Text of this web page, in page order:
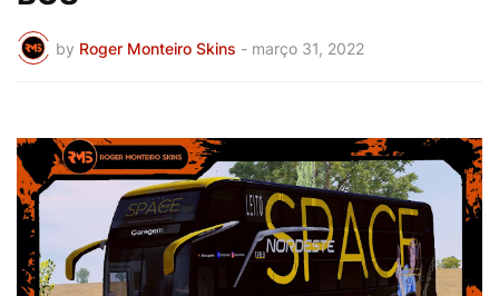
by Roger Monteiro Skins - março 31, 2022